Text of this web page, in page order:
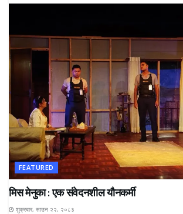
FEATURED
मिस मेनुका : एक संवेदनशील यौनकर्मी
शुक्रबार, साउन २२, २०८३